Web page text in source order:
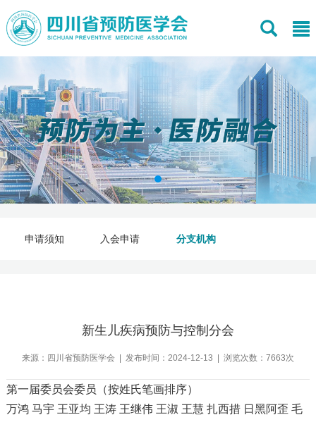
申请须知 入会申请 分支机构
新生儿疾病预防与控制分会
来源：四川省预防医学会 | 发布时间：2024-12-13 | 浏览次数：7663次
第一届委员会委员（按姓氏笔画排序）
万鸿 马宇 王亚均 王涛 王继伟 王淑 王慧 扎西措 日黑阿歪 毛